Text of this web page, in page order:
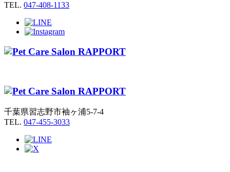
TEL. 047-408-1133
千葉県習志野市袖ヶ浦5-7-4
TEL. 047-455-3033